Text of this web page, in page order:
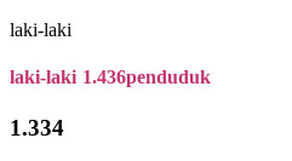
laki-laki
laki-laki 1.436penduduk
1.334